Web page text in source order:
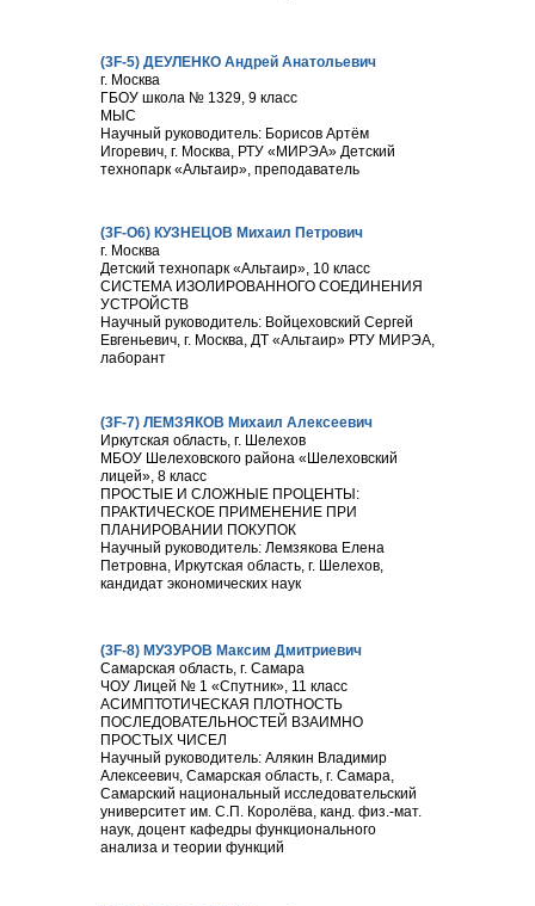
(3F-5) ДЕУЛЕНКО Андрей Анатольевич
г. Москва
ГБОУ школа № 1329, 9 класс
МЫС
Научный руководитель: Борисов Артём
Игоревич, г. Москва, РТУ «МИРЭА» Детский
технопарк «Альтаир», преподаватель
(3F-О6) КУЗНЕЦОВ Михаил Петрович
г. Москва
Детский технопарк «Альтаир», 10 класс
СИСТЕМА ИЗОЛИРОВАННОГО СОЕДИНЕНИЯ
УСТРОЙСТВ
Научный руководитель: Войцеховский Сергей
Евгеньевич, г. Москва, ДТ «Альтаир» РТУ МИРЭА,
лаборант
(3F-7) ЛЕМЗЯКОВ Михаил Алексеевич
Иркутская область, г. Шелехов
МБОУ Шелеховского района «Шелеховский
лицей», 8 класс
ПРОСТЫЕ И СЛОЖНЫЕ ПРОЦЕНТЫ:
ПРАКТИЧЕСКОЕ ПРИМЕНЕНИЕ ПРИ
ПЛАНИРОВАНИИ ПОКУПОК
Научный руководитель: Лемзякова Елена
Петровна, Иркутская область, г. Шелехов,
кандидат экономических наук
(3F-8) МУЗУРОВ Максим Дмитриевич
Самарская область, г. Самара
ЧОУ Лицей № 1 «Спутник», 11 класс
АСИМПТОТИЧЕСКАЯ ПЛОТНОСТЬ
ПОСЛЕДОВАТЕЛЬНОСТЕЙ ВЗАИМНО
ПРОСТЫХ ЧИСЕЛ
Научный руководитель: Алякин Владимир
Алексеевич, Самарская область, г. Самара,
Самарский национальный исследовательский
университет им. С.П. Королёва, канд. физ.-мат.
наук, доцент кафедры функционального
анализа и теории функций